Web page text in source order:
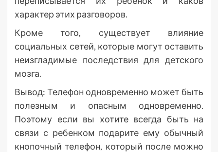
характер этих разговоров.
Кроме того, существует влияние
социальных сетей, которые могут оставить
неизгладимые последствия для детского
мозга.
Вывод: Телефон одновременно может быть
полезным и опасным одновременно.
Поэтому если вы хотите всегда быть на
связи с ребенком подарите ему обычный
кнопочный телефон, который после можно